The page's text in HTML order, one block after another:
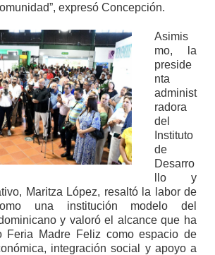
expresó Concepción.
Asimis
mo, la
preside
nta
administ
radora
del
Instituto
de
Desarro
llo y
Maritza López, resaltó la labor de
una institución modelo del
y valoró el alcance que ha
Feria Madre Feliz como espacio de
integración social y apoyo a